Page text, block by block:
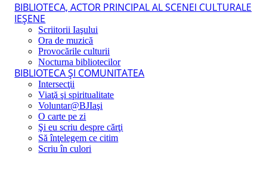
BIBLIOTECA, ACTOR PRINCIPAL AL SCENEI CULTURALE
IEŞENE
Scriitorii Iaşului
Ora de muzică
Provocările culturii
Nocturna bibliotecilor
BIBLIOTECA ŞI COMUNITATEA
Intersecţii
Viaţă şi spiritualitate
Voluntar@BJIaşi
O carte pe zi
Şi eu scriu despre cărţi
Să înţelegem ce citim
Scriu în culori